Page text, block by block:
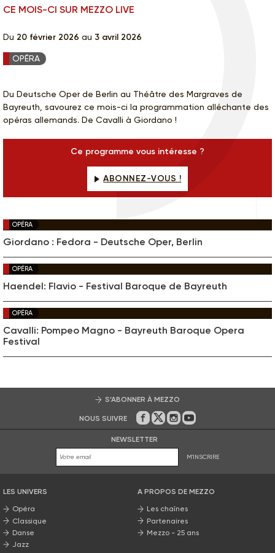
CE MOIS-CI SUR MEZZO LIVE
Du 20 février 2026 au 3 avril 2026
OPÉRA
Du Deutsche Oper de Berlin au Théâtre des Margraves de
Bayreuth, savourez ce mois-ci la programmation alléchante des
opéras allemands. De Cavalli à Giordano !
Ce programme vous intéresse ?
ABONNEZ-VOUS !
OPÉRA
Giordano : Fedora - Deutsche Oper, Berlin
OPÉRA
Haendel: Flavio - Festival Baroque de Bayreuth
OPÉRA
Cavalli: Pompeo Magno - Bayreuth Baroque Opera
Festival
S’ABONNER À MEZZO
NOUS SUIVRE Sur Facebook
Sur Twitter
Sur Instagram
Sur Youtube
NEWSLETTER
M'INSCRIRE
LES UNIVERS
Opéra
Classique
Danse
Jazz
A PROPOS DE MEZZO
Les chaînes
Partenaires
Mezzo - 25 ans